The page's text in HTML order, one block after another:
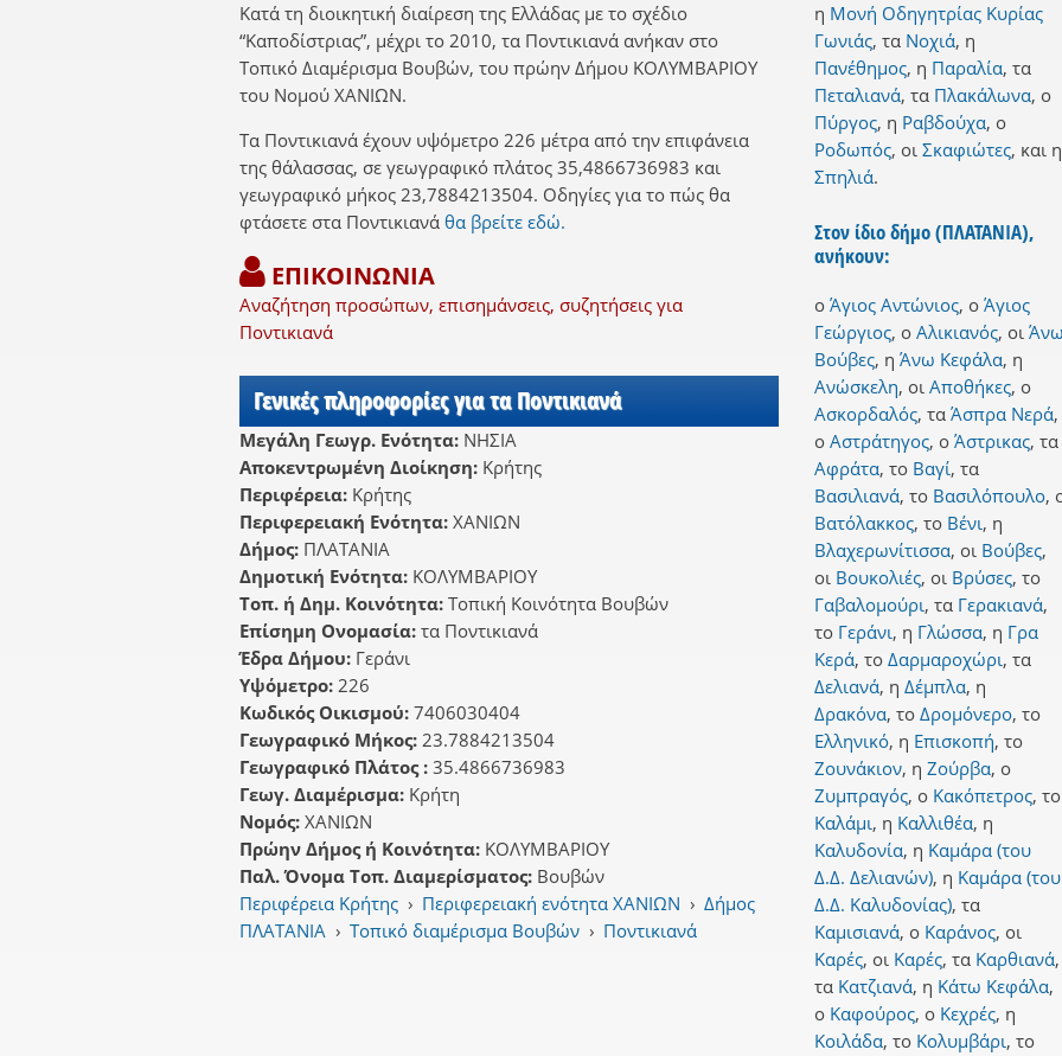
Κατά τη διοικητική διαίρεση της Ελλάδας με το σχέδιο
“Καποδίστριας”, μέχρι το 2010, τα Ποντικιανά ανήκαν στο
Τοπικό Διαμέρισμα Βουβών, του πρώην Δήμου ΚΟΛΥΜΒΑΡΙΟΥ
του Νομού ΧΑΝΙΩΝ.
Τα Ποντικιανά έχουν υψόμετρο 226 μέτρα από την επιφάνεια
της θάλασσας, σε γεωγραφικό πλάτος 35,4866736983 και
γεωγραφικό μήκος 23,7884213504. Οδηγίες για το πώς θα
φτάσετε στα Ποντικιανά θα βρείτε εδώ.
ΕΠΙΚΟΙΝΩΝΙΑ
Αναζήτηση προσώπων, επισημάνσεις, συζητήσεις για
Ποντικιανά
Γενικές πληροφορίες για τα Ποντικιανά
Μεγάλη Γεωγρ. Ενότητα: ΝΗΣΙΑ
Αποκεντρωμένη Διοίκηση: Κρήτης
Περιφέρεια: Κρήτης
Περιφερειακή Ενότητα: ΧΑΝΙΩΝ
Δήμος: ΠΛΑΤΑΝΙΑ
Δημοτική Ενότητα: ΚΟΛΥΜΒΑΡΙΟΥ
Τοπ. ή Δημ. Κοινότητα: Τοπική Κοινότητα Βουβών
Επίσημη Ονομασία: τα Ποντικιανά
Έδρα Δήμου: Γεράνι
Υψόμετρο: 226
Κωδικός Οικισμού: 7406030404
Γεωγραφικό Μήκος: 23.7884213504
Γεωγραφικό Πλάτος : 35.4866736983
Γεωγ. Διαμέρισμα: Κρήτη
Νομός: ΧΑΝΙΩΝ
Πρώην Δήμος ή Κοινότητα: ΚΟΛΥΜΒΑΡΙΟΥ
Παλ. Όνομα Τοπ. Διαμερίσματος: Βουβών
Περιφέρεια Κρήτης › Περιφερειακή ενότητα ΧΑΝΙΩΝ › Δήμος
ΠΛΑΤΑΝΙΑ › Τοπικό διαμέρισμα Βουβών › Ποντικιανά
η Μονή Οδηγητρίας Κυρίας
Γωνιάς, τα Νοχιά, η
Πανέθημος, η Παραλία, τα
Πεταλιανά, τα Πλακάλωνα, ο
Πύργος, η Ραβδούχα, ο
Ροδωπός, οι Σκαφιώτες, και η
Σπηλιά.
Στον ίδιο δήμο (ΠΛΑΤΑΝΙΑ),
ανήκουν:
ο Άγιος Αντώνιος, ο Άγιος
Γεώργιος, ο Αλικιανός, οι
Βούβες, η Άνω Κεφάλα, η
Ανώσκελη, οι Αποθήκες, ο
Ασκορδαλός, τα Άσπρα Νερά,
ο Αστράτηγος, ο Άστρικας, τα
Αφράτα, το Βαγί, τα
Βασιλιανά, το Βασιλόπουλο,
Βατόλακκος, το Βένι, η
Βλαχερωνίτισσα, οι Βούβες,
οι Βουκολιές, οι Βρύσες, το
Γαβαλομούρι, τα Γερακιανά,
το Γεράνι, η Γλώσσα, η Γρα
Κερά, το Δαρμαροχώρι, τα
Δελιανά, η Δέμπλα, η
Δρακόνα, το Δρομόνερο, το
Ελληνικό, η Επισκοπή, το
Ζουνάκιον, η Ζούρβα, ο
Ζυμπραγός, ο Κακόπετρος, το
Καλάμι, η Καλλιθέα, η
Καλυδονία, η Καμάρα (του
Δ.Δ. Δελιανών), η Καμάρα (του
Δ.Δ. Καλυδονίας), τα
Καμισιανά, ο Καράνος, οι
Καρές, οι Καρές, τα Καρθιανά,
τα Κατζιανά, η Κάτω Κεφάλα,
ο Καφούρος, ο Κεχρές, η
Κοιλάδα, το Κολυμβάρι, το